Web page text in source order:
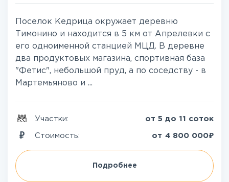
Поселок Кедрица окружает деревню
Тимонино и находится в 5 км от Апрелевки с
его одноименной станцией МЦД. В деревне
два продуктовых магазина, спортивная база
"Фетис", небольшой пруд, а по соседству - в
Мартемьяново и ...
Участки: от 5 до 11 соток
Стоимость: от 4 800 000₽
Подробнее